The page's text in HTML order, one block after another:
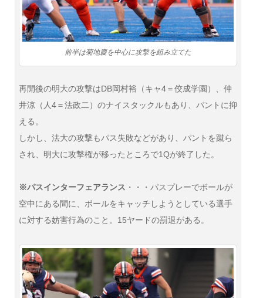
前半は菊地慶を中心に攻撃を組み立てた
再開後の明大の攻撃はDB岡村裕（キャ4＝佼成学園）、仲
井涼（人4＝法政二）のナイスタックルもあり、パントに抑
える。
しかし、法大の攻撃もパス失敗などがあり、パントを蹴ら
され、明大に攻撃権が移ったところで1Qが終了した。
※パスインターフェアランス ・・・パスプレーでボールが
空中にある間に、ボールをキャッチしようとしている選手
に対する妨害行為のこと。15ヤードの罰退がある。